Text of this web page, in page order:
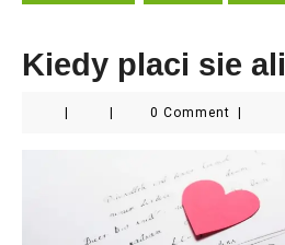
Kiedy placi sie
0 Comment